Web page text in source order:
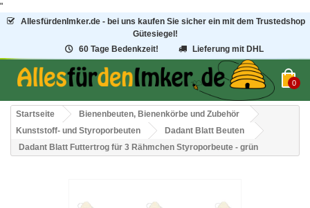
"
AllesfürdenImker.de - bei uns kaufen Sie sicher ein mit dem Trustedshop
Gütesiegel!
60 Tage Bedenkzeit!
Lieferung mit DHL
0
Startseite
Bienenbeuten, Bienenkörbe und Zubehör
Kunststoff- und Styroporbeuten
Dadant Blatt Beuten
Dadant Blatt Futtertrog für 3 Rähmchen Styroporbeute - grün